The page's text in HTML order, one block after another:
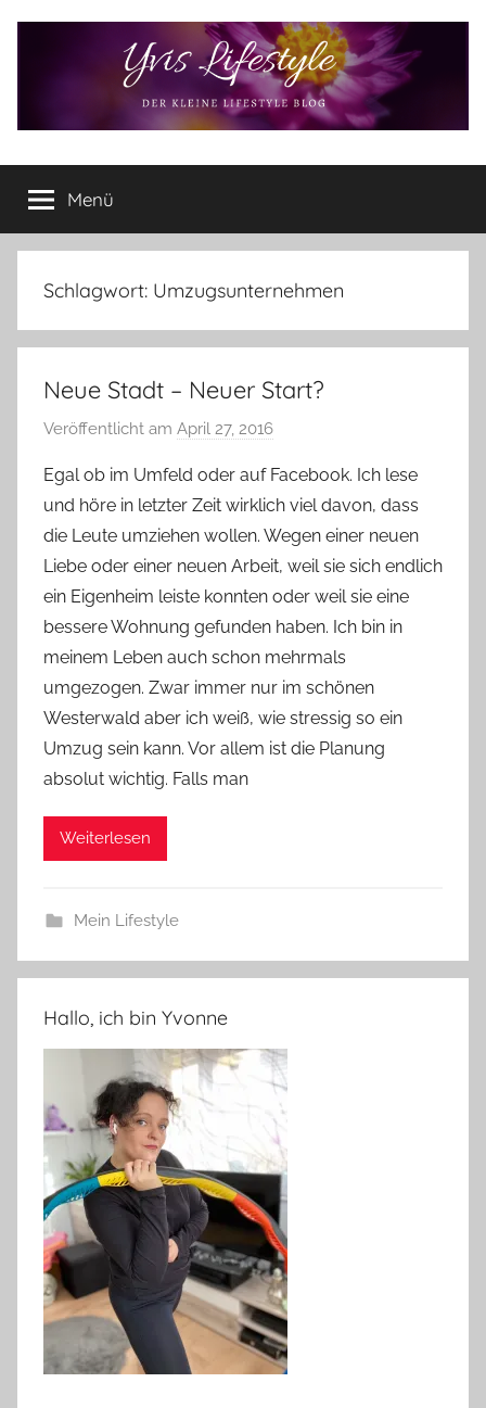
Yvis
Lifestyle
Lifestyle
Blog
–
Lifestyle,
Produkttests
vieles
Menü
Schlagwort: Umzugsunternehmen
Neue Stadt – Neuer Start?
Veröffentlicht am April 27, 2016
n
Y
v
o
n
n
e
Egal ob im Umfeld oder auf Facebook. Ich lese
und höre in letzter Zeit wirklich viel davon, dass
die Leute umziehen wollen. Wegen einer neuen
Liebe oder einer neuen Arbeit, weil sie sich endlich
ein Eigenheim leiste konnten oder weil sie eine
bessere Wohnung gefunden haben. Ich bin in
meinem Leben auch schon mehrmals
umgezogen. Zwar immer nur im schönen
Westerwald aber ich weiß, wie stressig so ein
Umzug sein kann. Vor allem ist die Planung
absolut wichtig. Falls man
Weiterlesen
Mein Lifestyle
Hallo, ich bin Yvonne